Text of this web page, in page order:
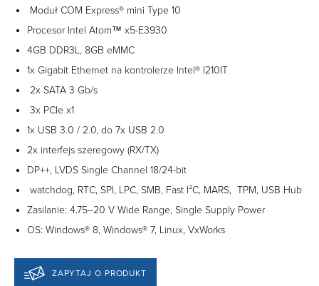
Moduł COM Express® mini Type 10
Procesor Intel Atom™ x5-E3930
4GB DDR3L, 8GB eMMC
1x Gigabit Ethernet na kontrolerze Intel® I210IT
2x SATA 3 Gb/s
3x PCIe x1
1x USB 3.0 / 2.0, do 7x USB 2.0
2x interfejs szeregowy (RX/TX)
DP++, LVDS Single Channel 18/24-bit
watchdog, RTC, SPI, LPC, SMB, Fast I²C, MARS, TPM, USB Hub
Zasilanie: 4.75–20 V Wide Range, Single Supply Power
OS: Windows® 8, Windows® 7, Linux, VxWorks
ZAPYTAJ O PRODUKT